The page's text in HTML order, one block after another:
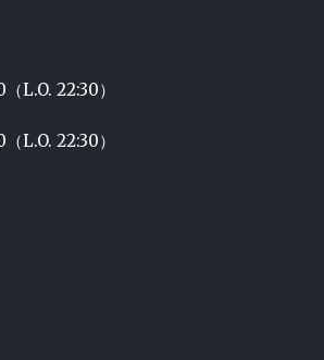
L.O. 22:30）
L.O. 22:30）